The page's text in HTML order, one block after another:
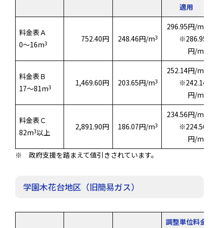
適用
料金表Ａ
0～16m3 752.40円 248.46円/m3
296.95円/m
※286.95
円/m
料金表Ｂ
17～81m3 1,469.60円 203.65円/m3
252.14円/m
※242.14
円/m
料金表Ｃ
82m3以上
2,891.90円 186.07円/m3
234.56円/m
※224.56
円/m
※ 政府支援を踏まえて値引きされています。
学園木花台地区（旧簡易ガス）
調整単位料金